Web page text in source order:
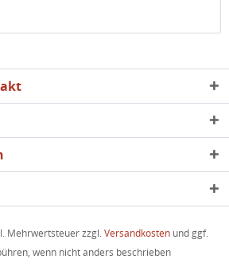
Mehrwertsteuer zzgl. Versandkosten und ggf.
wenn nicht anders beschrieben